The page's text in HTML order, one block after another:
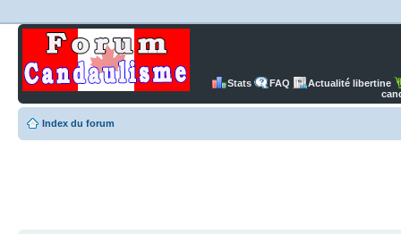
Stats FAQ
Actualité libertine
Index du forum